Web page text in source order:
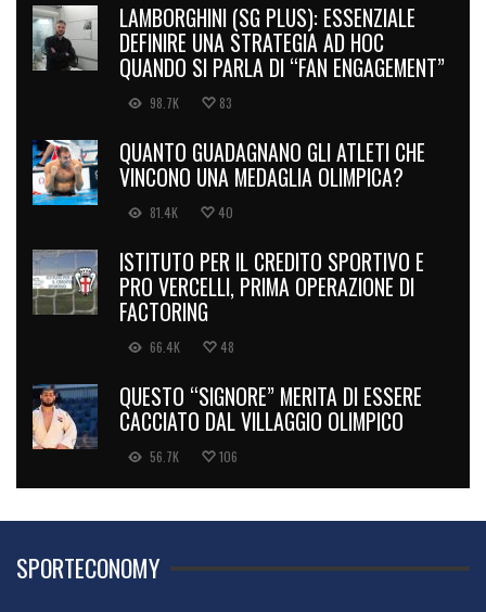
LAMBORGHINI (SG PLUS): ESSENZIALE
DEFINIRE UNA STRATEGIA AD HOC
QUANDO SI PARLA DI “FAN ENGAGEMENT”
98.7K 83
QUANTO GUADAGNANO GLI ATLETI CHE
VINCONO UNA MEDAGLIA OLIMPICA?
81.4K 40
ISTITUTO PER IL CREDITO SPORTIVO E
PRO VERCELLI, PRIMA OPERAZIONE DI
FACTORING
66.4K 48
QUESTO “SIGNORE” MERITA DI ESSERE
CACCIATO DAL VILLAGGIO OLIMPICO
56.7K 106
SPORTECONOMY